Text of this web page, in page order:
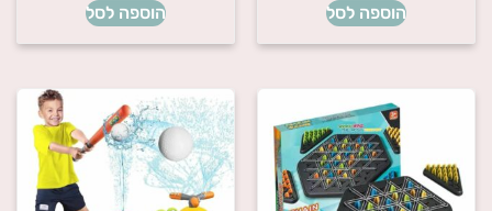
הוספה לסל הוספה לסל